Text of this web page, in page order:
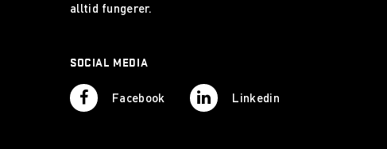
alltid fungerer.
SOCIAL MEDIA
Facebook Linkedin